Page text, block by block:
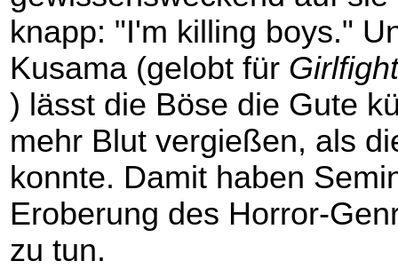
knapp: "I'm killing boys."
Kusama (gelobt für
) lässt die Böse die Gute
mehr Blut vergießen, als
konnte. Damit haben
Eroberung des Horror-
zu tun.